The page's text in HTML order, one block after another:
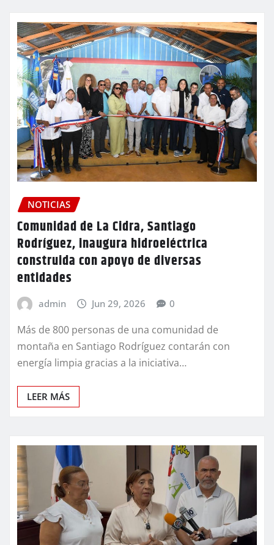
NOTICIAS
Comunidad de La Cidra, Santiago
Rodríguez, inaugura hidroeléctrica
construida con apoyo de diversas
entidades
admin Jun 29, 2026 0
Más de 800 personas de una comunidad de
montaña en Santiago Rodríguez contarán con
energía limpia gracias a la iniciativa…
LEER MÁS